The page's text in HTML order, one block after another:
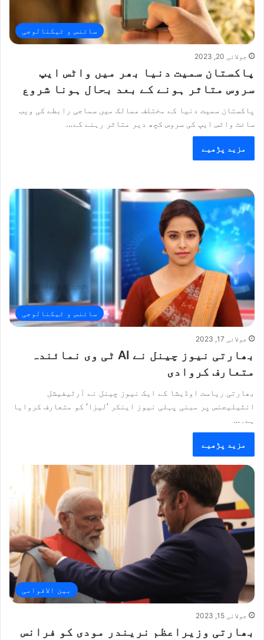
سائنس و ٹیکنالوجی
جولائی 20, 2023
پاکستان سمیت دنیا بھر میں واٹس ایپ
سروس متاثر ہونے کے بعد بحال ہونا شروع
پاکستان سمیت دنیا کے مختلف ممالک میں سماجی رابطے کی ویب
سائٹ واٹس ایپ کی سروس کچھ دیر متاثر رہنے کے…
مزید پڑھیے
سائنس و ٹیکنالوجی
جولائی 17, 2023
بھارتی نیوز چینل نے AI ٹی وی نمائندہ
متعارف کروادی
بھارتی ریاست اوڈیشا کے ایک نیوز چینل نے آرٹیفیشل
انٹیلیجنس پر مبنی پہلی نیوز اینکر ’لیزا‘ کو متعارف کروایا
ہے۔…
مزید پڑھیے
بین الاقوامی
جولائی 15, 2023
بھارتی وزیراعظم نریندر مودی کو فرانس